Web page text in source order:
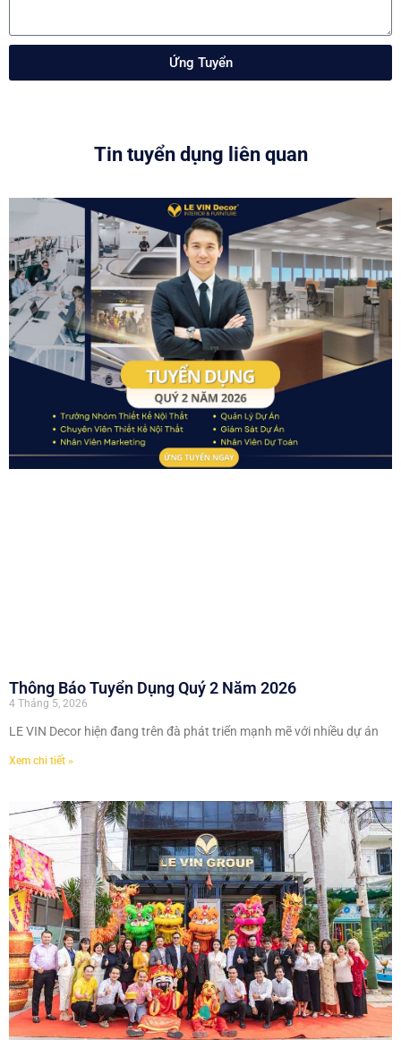
Ứng Tuyển
Tin tuyển dụng liên quan
Thông Báo Tuyển Dụng Quý 2 Năm 2026
4 Tháng 5, 2026
LE VIN Decor hiện đang trên đà phát triển mạnh mẽ với nhiều dự án
Xem chi tiết »